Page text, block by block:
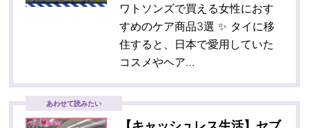
ワトソンズで買える女性におす
すめのケア商品3選 ✨ タイに移
住すると、日本で愛用していた
コスメやヘア…
あわせて読みたい